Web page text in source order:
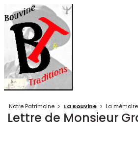
Notre Patrimoine > La Bouvine > La mémoire
Lettre de Monsieur